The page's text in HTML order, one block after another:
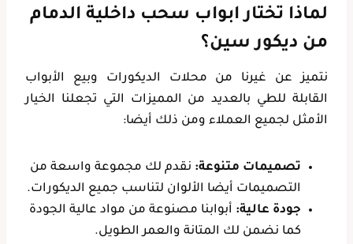
لماذا تختار ابواب سحب داخلية الدمام
من ديكور سين؟
نتميز عن غيرنا من محلات الديكورات وبيع الأبواب
القابلة للطي بالعديد من المميزات التي تجعلنا الخيار
الأمثل لجميع العملاء ومن ذلك أيضا:
تصميمات متنوعة: نقدم لك مجموعة واسعة من
التصميمات أيضا الألوان لتناسب جميع الديكورات.
جودة عالية: أبوابنا مصنوعة من مواد عالية الجودة
كما نضمن لك المتانة والعمر الطويل.